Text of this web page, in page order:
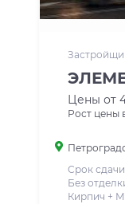
Цены от
Рост цены
Срок
Без
Кирпич +